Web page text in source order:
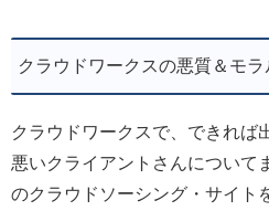
クラウドワークスの悪質＆モ
クラウドワークスで、できれば
悪いクライアントさんについて
のクラウドソーシング・サイト